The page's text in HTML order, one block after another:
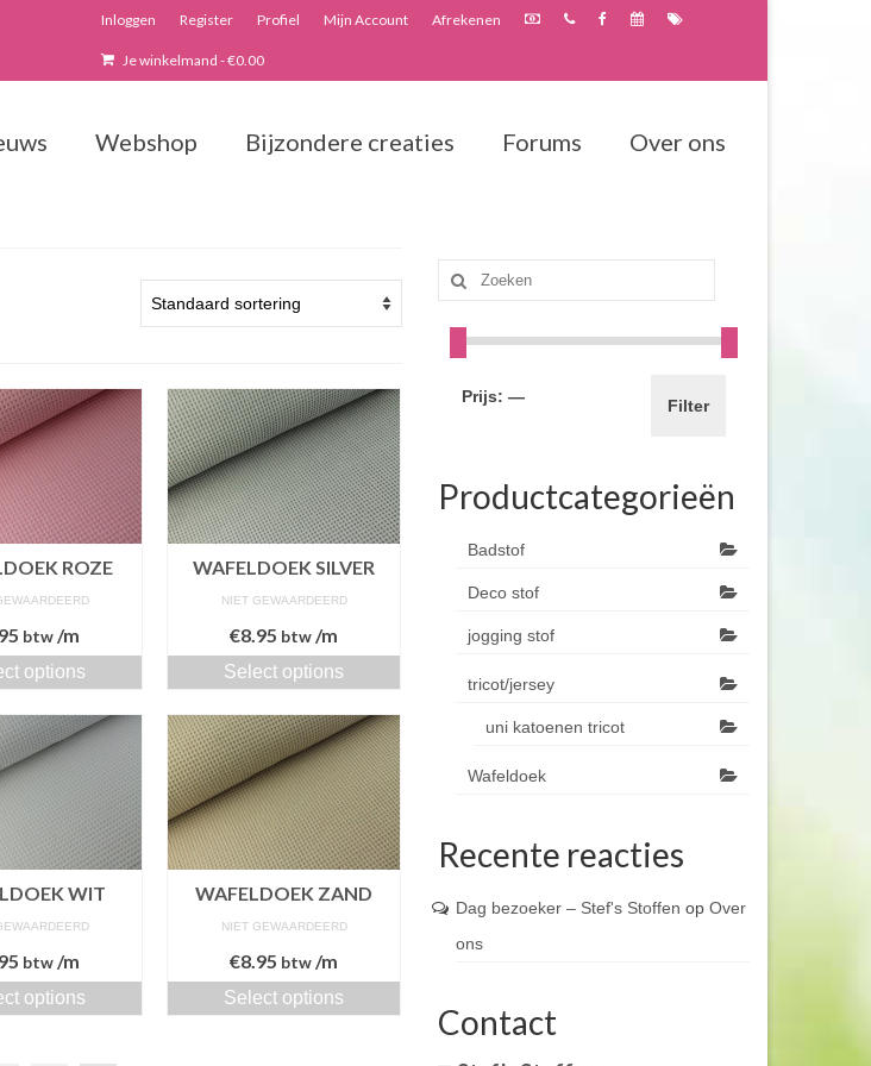
Inloggen Register Profiel Mijn Account Afrekenen
Je winkelmand -€0.00
Webshop Bijzondere creaties Forums Over ons
ROZE
btw /m
options
WAFELDOEK SILVER
NIET GEWAARDEERD
€8.95 btw /m
Select options
WIT
btw /m
options
WAFELDOEK ZAND
NIET GEWAARDEERD
€8.95 btw /m
Select options
Zoeken
naar:
Filter
Prijs: —
Productcategorieën
Badstof
Deco stof
jogging stof
tricot/jersey
uni katoenen tricot
Wafeldoek
Recente reacties
Dag bezoeker – Stef's Stoffen op Over
ons
Contact